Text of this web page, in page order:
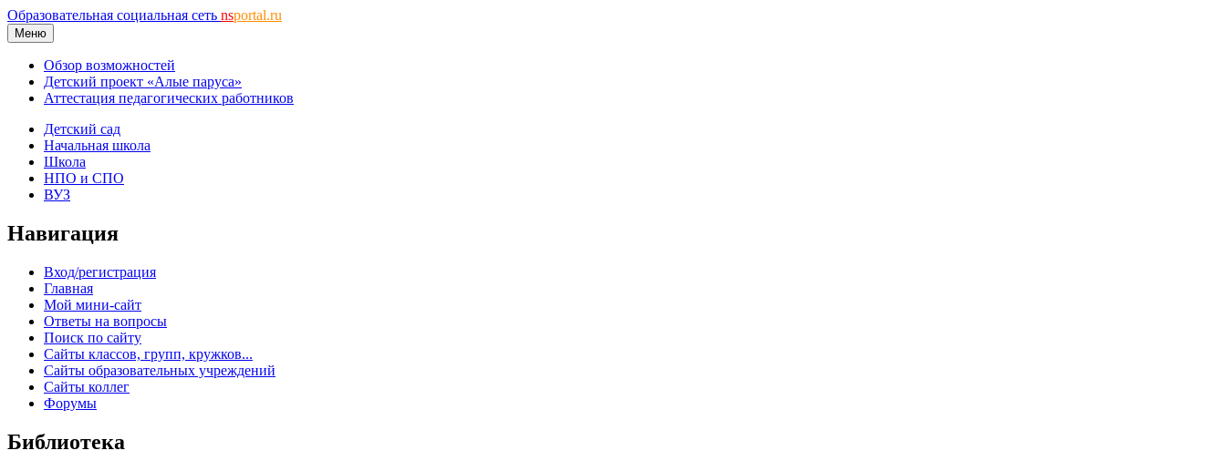
Образовательная социальная сеть nsportal.ru
Меню
Обзор возможностей
Детский проект «Алые паруса»
Аттестация педагогических работников
Детский сад
Начальная школа
Школа
НПО и СПО
ВУЗ
Навигация
Вход/регистрация
Главная
Мой мини-сайт
Ответы на вопросы
Поиск по сайту
Сайты классов, групп, кружков...
Сайты образовательных учреждений
Сайты коллег
Форумы
Библиотека